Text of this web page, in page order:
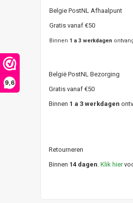
9,6
Belgie PostNL Afhaalpunt
Gratis vanaf €50
Binnen 1 a 3 werkdagen
België PostNL
Gratis vanaf €50
Binnen 1 a 3 werkdagen
Retourneren
Binnen 14 dagen. Klik hier